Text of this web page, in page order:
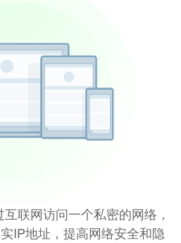
联网访问一个私密的网络，
IP地址，提高网络安全和隐